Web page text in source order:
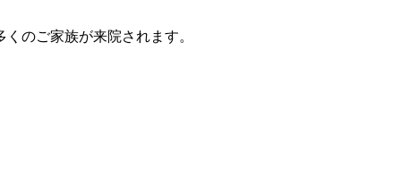
のご家族が来院されます。